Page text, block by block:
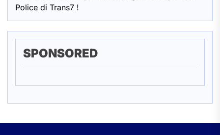
Police di Trans7 !
SPONSORED